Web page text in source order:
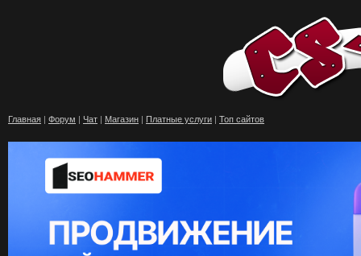
Главная | Форум | Чат | Магазин | Платные услуги | Топ сайтов